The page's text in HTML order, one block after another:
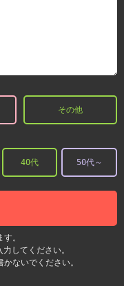
その他
40代 50代～
。
してください。
ないでください。